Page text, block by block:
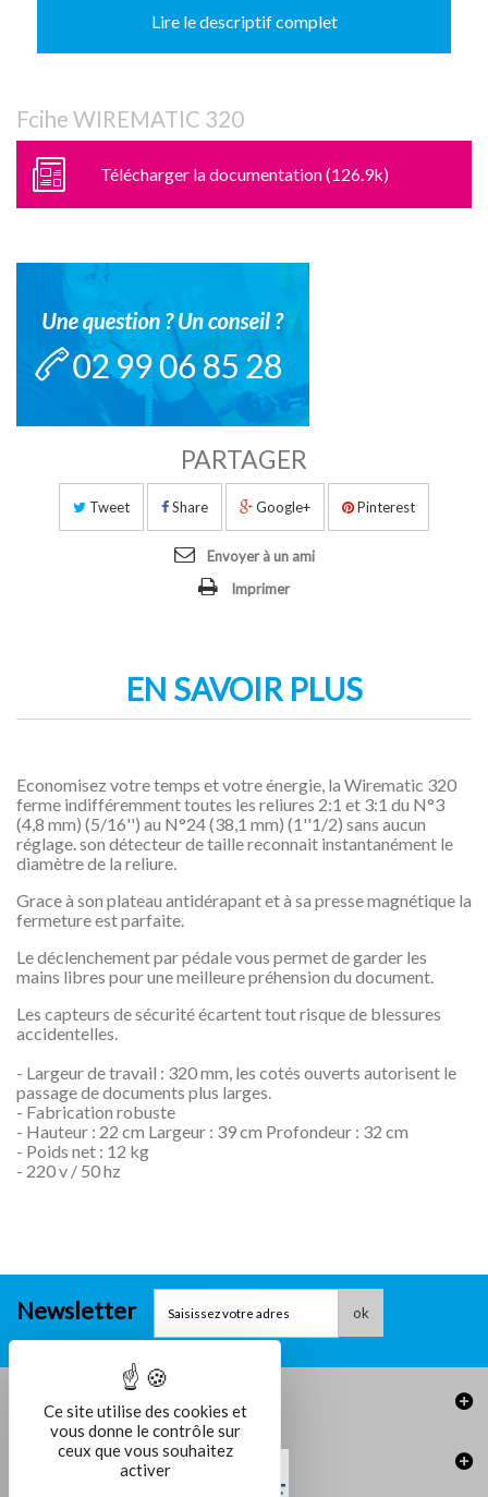
Lire le descriptif complet
Fcihe WIREMATIC 320
Télécharger la documentation (126.9k)
PARTAGER
Tweet Share Google+ Pinterest
Envoyer à un ami
Imprimer
EN SAVOIR PLUS
Economisez votre temps et votre énergie, la Wirematic 320
ferme indifféremment toutes les reliures 2:1 et 3:1 du N°3
(4,8 mm) (5/16'') au N°24 (38,1 mm) (1''1/2) sans aucun
réglage. son détecteur de taille reconnait instantanément le
diamètre de la reliure.
Grace à son plateau antidérapant et à sa presse magnétique la
fermeture est parfaite.
Le déclenchement par pédale vous permet de garder les
mains libres pour une meilleure préhension du document.
Les capteurs de sécurité écartent tout risque de blessures
accidentelles.
- Largeur de travail : 320 mm, les cotés ouverts autorisent le
passage de documents plus larges.
- Fabrication robuste
- Hauteur : 22 cm Largeur : 39 cm Profondeur : 32 cm
- Poids net : 12 kg
- 220 v / 50 hz
Newsletter ok
Informations
Ce site utilise des cookies et
vous donne le contrôle sur
ceux que vous souhaitez
activer